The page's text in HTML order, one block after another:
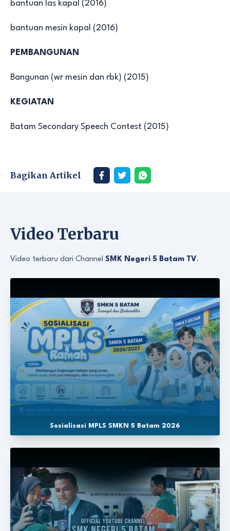
bantuan las kapal (2016)
bantuan mesin kapal (2016)
PEMBANGUNAN
Bangunan (wr mesin dan rbk) (2015)
KEGIATAN
Batam Secondary Speech Contest (2015)
Bagikan Artikel
Video Terbaru
Video terbaru dari Channel SMK Negeri 5 Batam TV.
Sosialisasi MPLS SMKN 5 Batam 2026